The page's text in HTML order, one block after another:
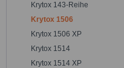
Krytox 143-Reihe
Krytox 1506
Krytox 1506 XP
Krytox 1514
Krytox 1514 XP